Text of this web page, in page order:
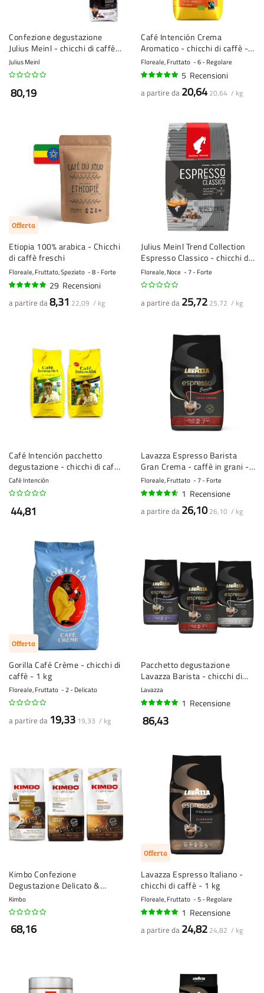
Confezione degustazione
Julius Meinl - chicchi di caffè -
3 x 1 kg
Julius Meinl
80,19
Café Intención Crema
Aromatico - chicchi di caffè - 1
kg
Floreale, Fruttato 6 - Regolare
5 Recensioni
a partire da 20,64 20,64 / kg
Offerta
Etiopia 100% arabica - Chicchi
di caffè freschi
Floreale, Fruttato, Speziato 8 - Forte
29 Recensioni
a partire da8,31 22,09 / kg
Julius Meinl Trend Collection
Espresso Classico - chicchi di
caffè - 1 kg
Floreale, Noce 7 - Forte
a partire da 25,72 25,72 / kg
Café Intención pacchetto
degustazione - chicchi di caffè
- 2 x 1 kg
Café Intención
44,81
Lavazza Espresso Barista
Gran Crema - caffè in grani -
1 kg
Floreale, Fruttato 7 - Forte
1 Recensione
a partire da 26,10 26,10 / kg
Offerta
Gorilla Café Crème - chicchi di
caffè - 1 kg
Floreale, Fruttato 2 - Delicato
a partire da 19,33 19,33 / kg
Pacchetto degustazione
Lavazza Barista - chicchi di
caffè - 3 x 1 kg
Lavazza
1 Recensione
86,43
Kimbo Confezione
Degustazione Delicato &
Aromatico - 100% Arabica - 3 x
1 kg
Kimbo
68,16
Offerta
Lavazza Espresso Italiano -
chicchi di caffè - 1 kg
Floreale, Fruttato 5 - Regolare
1 Recensione
a partire da 24,82 24,82 / kg